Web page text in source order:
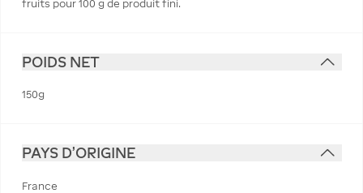
fruits pour 100 g de produit fini.
POIDS NET
150g
PAYS D'ORIGINE
France